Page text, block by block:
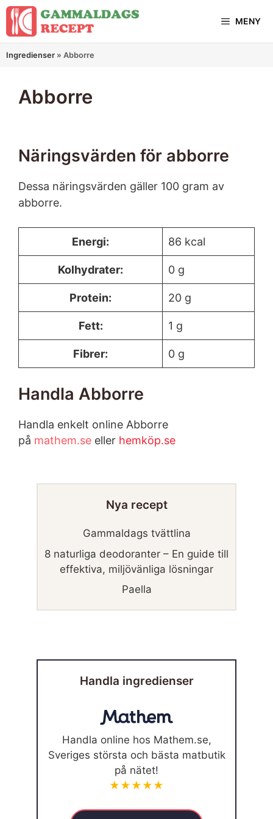
Hoppa
innehåll
MENY
Ingredienser » Abborre
Abborre
Näringsvärden för abborre
Dessa näringsvärden gäller 100 gram av
abborre.
Energi: 86 kcal
Kolhydrater: 0 g
Protein: 20 g
Fett: 1 g
Fibrer: 0 g
Handla Abborre
Handla enkelt online Abborre
på mathem.se eller hemköp.se
Nya recept
Gammaldags tvättlina
8 naturliga deodoranter – En guide till
effektiva, miljövänliga lösningar
Paella
Handla ingredienser
Handla online hos Mathem.se,
Sveriges största och bästa matbutik
på nätet!
★★★★★